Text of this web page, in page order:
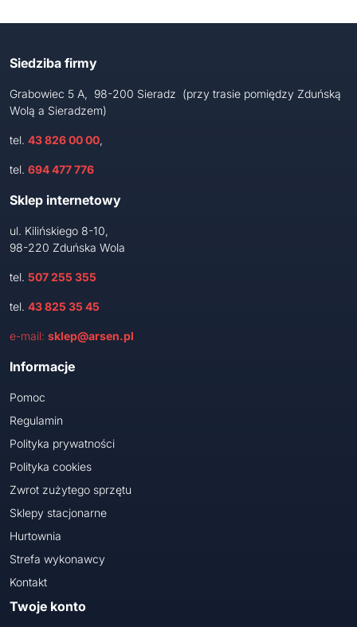
Siedziba firmy
Grabowiec 5 A, 98-200 Sieradz (przy trasie pomiędzy Zduńską
Wolą a Sieradzem)
tel. 43 826 00 00,
tel. 694 477 776
Sklep internetowy
ul. Kilińskiego 8-10,
98-220 Zduńska Wola
tel. 507 255 355
tel. 43 825 35 45
e-mail: sklep@arsen.pl
Informacje
Pomoc
Regulamin
Polityka prywatności
Polityka cookies
Zwrot zużytego sprzętu
Sklepy stacjonarne
Hurtownia
Strefa wykonawcy
Kontakt
Twoje konto